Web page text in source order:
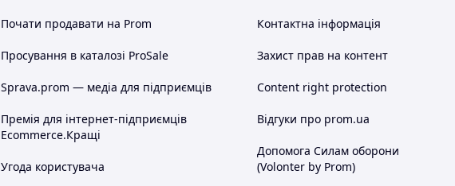
Почати продавати на Prom
Просування в каталозі ProSale
Sprava.prom — медіа для підприємців
Премія для інтернет-підприємців
Ecommerce.Кращі
Угода користувача
Контактна інформація
Захист прав на контент
Content right protection
Відгуки про prom.ua
Допомога Силам оборони
(Volonter by Prom)